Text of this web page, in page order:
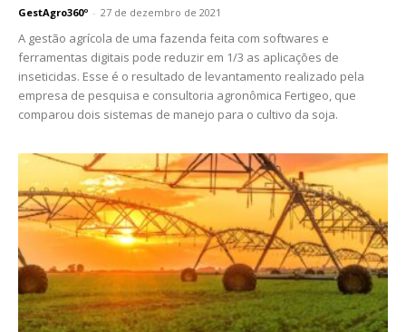
GestAgro360º - 27 de dezembro de 2021
A gestão agrícola de uma fazenda feita com softwares e
ferramentas digitais pode reduzir em 1/3 as aplicações de
inseticidas. Esse é o resultado de levantamento realizado pela
empresa de pesquisa e consultoria agronômica Fertigeo, que
comparou dois sistemas de manejo para o cultivo da soja.